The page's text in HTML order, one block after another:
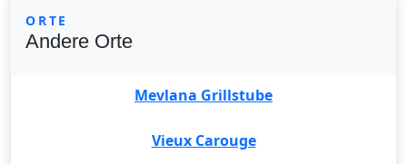
ORTE
Andere Orte
Mevlana Grillstube
Vieux Carouge